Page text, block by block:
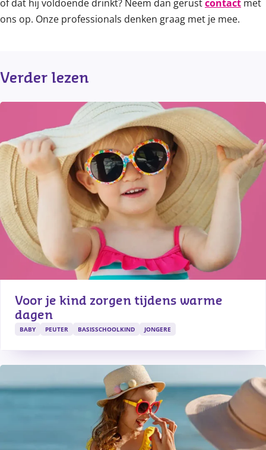
of dat hij voldoende drinkt? Neem dan gerustcontact met
ons op. Onze professionals denken graag met je mee.
Verder lezen
Voor je kind zorgen tijdens warme
dagen
BABY PEUTER BASISSCHOOLKIND JONGERE